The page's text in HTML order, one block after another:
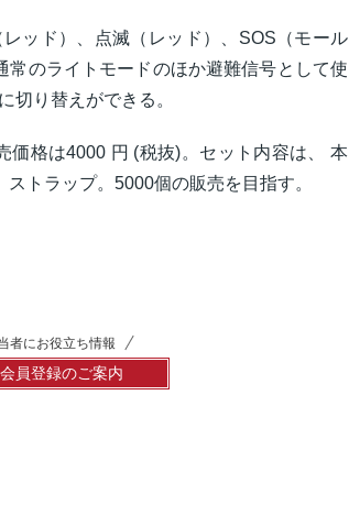
ッド）、点滅（レッド）、SOS（モール
常のライトモードのほか避難信号として使
切り替えができる。
価格は4000 円 (税抜)。セット内容は、 本
トラップ。5000個の販売を目指す。
者にお役立ち情報
員登録のご案内